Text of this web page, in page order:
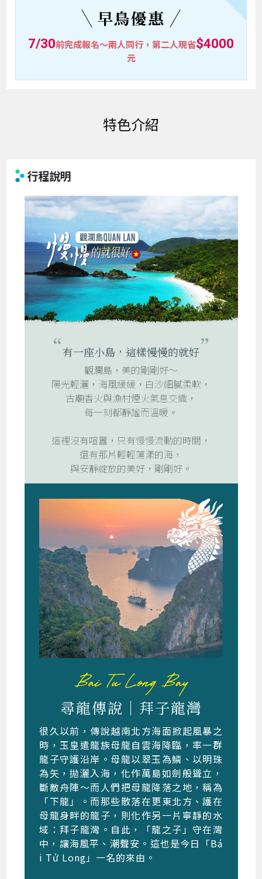
早鳥優惠
7/30前完成報名～兩人同行，第二人現省$4000
元
特色介紹
行程說明
有一座小島，這樣慢慢的就好
觀瀾島，美的剛剛好～
陽光輕灑，海風緩緩，白沙細膩柔軟，
古廟香火與漁村煙火氣息交織，
每一刻都靜謐而溫暖。
這裡沒有喧囂，只有慢慢流動的時間，
還有那片輕輕蕩漾的海，
與安靜綻放的美好，剛剛好。
尋龍傳說｜拜子龍灣
很久以前，傳說越南北方海面掀起風暴之
時，玉皇遣龍族母龍自雲海降臨，率一群
龍子守護沿岸。母龍以翠玉為鱗、以明珠
為矢，拋灑入海，化作萬島如劍般聳立，
斷敵舟陣～而人們把母龍降落之地，稱為
「下龍」。而那些散落在更東北方、護在
母龍身畔的龍子，則化作另一片寧靜的水
域：拜子龍灣。自此，「龍之子」守在灣
中，讓海風平、潮聲安。這也是今日「Bá
i Tử Long」一名的來由。